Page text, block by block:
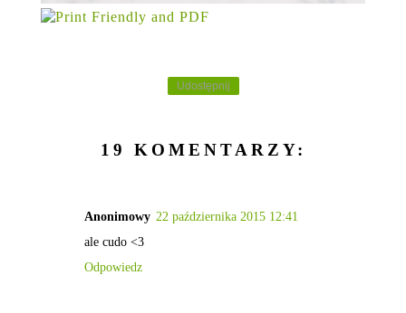
Udostępnij
19 KOMENTARZY:
Anonimowy 22 października 2015 12:41
ale cudo <3
Odpowiedz